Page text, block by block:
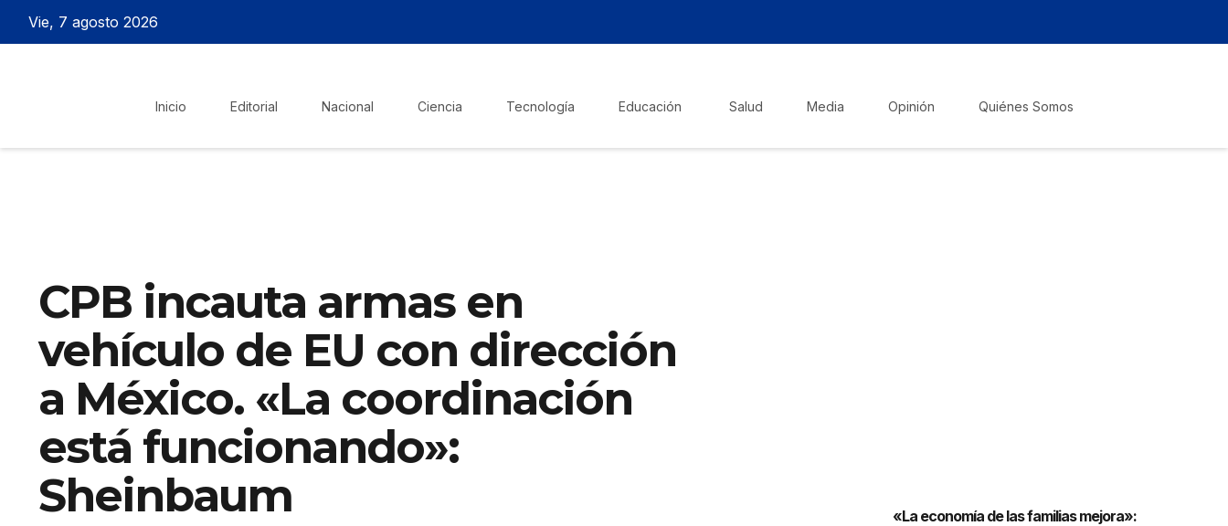
Vie, 7 agosto 2026
Inicio Editorial Nacional Ciencia Tecnología Educación Salud Media Opinión Quiénes Somos
CPB incauta armas en
vehículo de EU con dirección
a México. «La coordinación
está funcionando»:
Sheinbaum
«La economía de las familias mejora»: